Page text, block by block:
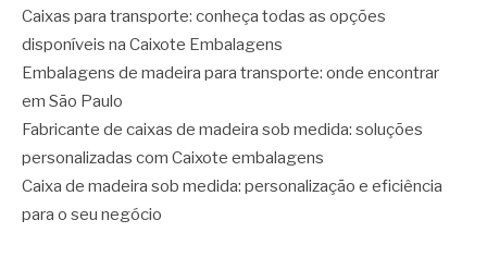
Caixas para transporte: conheça todas as opções
disponíveis na Caixote Embalagens
Embalagens de madeira para transporte: onde encontrar
em São Paulo
Fabricante de caixas de madeira sob medida: soluções
personalizadas com Caixote embalagens
Caixa de madeira sob medida: personalização e eficiência
para o seu negócio